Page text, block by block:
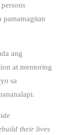
ang
at mentoring
sa
their lives